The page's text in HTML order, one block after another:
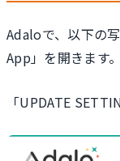
Adaloで、以下の
App」を開きます。
「UPDATE